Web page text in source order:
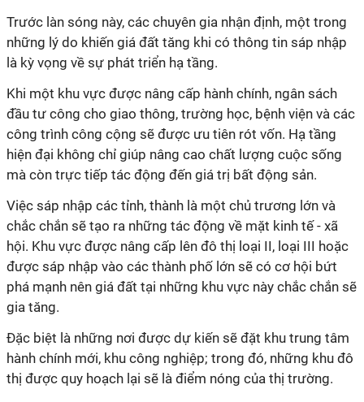
Trước làn sóng này, các chuyên gia nhận định, một trong
những lý do khiến giá đất tăng khi có thông tin sáp nhập
là kỳ vọng về sự phát triển hạ tầng.
Khi một khu vực được nâng cấp hành chính, ngân sách
đầu tư công cho giao thông, trường học, bệnh viện và các
công trình công cộng sẽ được ưu tiên rót vốn. Hạ tầng
hiện đại không chỉ giúp nâng cao chất lượng cuộc sống
mà còn trực tiếp tác động đến giá trị bất động sản.
Việc sáp nhập các tỉnh, thành là một chủ trương lớn và
chắc chắn sẽ tạo ra những tác động về mặt kinh tế - xã
hội. Khu vực được nâng cấp lên đô thị loại II, loại III hoặc
được sáp nhập vào các thành phố lớn sẽ có cơ hội bứt
phá mạnh nên giá đất tại những khu vực này chắc chắn sẽ
gia tăng.
Đặc biệt là những nơi được dự kiến sẽ đặt khu trung tâm
hành chính mới, khu công nghiệp; trong đó, những khu đô
thị được quy hoạch lại sẽ là điểm nóng của thị trường.